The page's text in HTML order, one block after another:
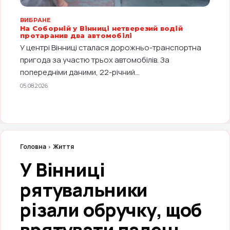
ВИБРАНЕ
На Соборній у Вінниці нетверезий водій
протаранив два автомобілі
У центрі Вінниці сталася дорожньо-транспортна
пригода за участю трьох автомобілів. За
попередніми даними, 22-річний...
05.08.2026